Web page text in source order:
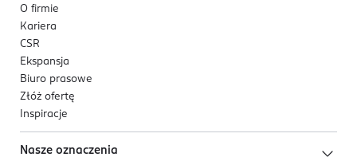
O firmie
Kariera
CSR
Ekspansja
Biuro prasowe
Złóż ofertę
Inspiracje
Nasze oznaczenia